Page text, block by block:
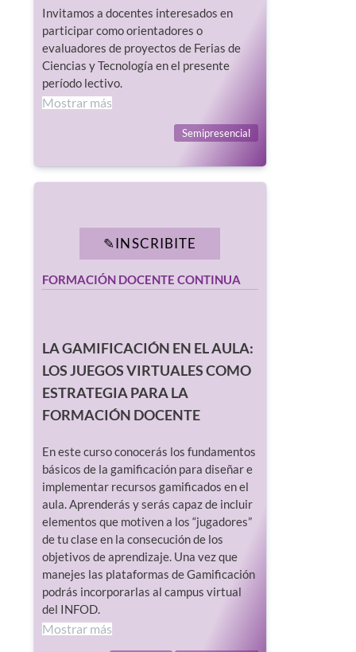
Invitamos a docentes interesados en
participar como orientadores o
evaluadores de proyectos de Ferias de
Ciencias y Tecnología en el presente
período lectivo.
Mostrar más
Semipresencial
INSCRIBITE
FORMACIÓN DOCENTE CONTINUA
LA GAMIFICACIÓN EN EL AULA:
LOS JUEGOS VIRTUALES COMO
ESTRATEGIA PARA LA
FORMACIÓN DOCENTE
En este curso conocerás los fundamentos
básicos de la gamificación para diseñar e
implementar recursos gamificados en el
aula. Aprenderás y serás capaz de incluir
elementos que motiven a los “jugadores”
de tu clase en la consecución de los
objetivos de aprendizaje. Una vez que
manejes las plataformas de Gamificación
podrás incorporarlas al campus virtual
del INFOD.
Mostrar más